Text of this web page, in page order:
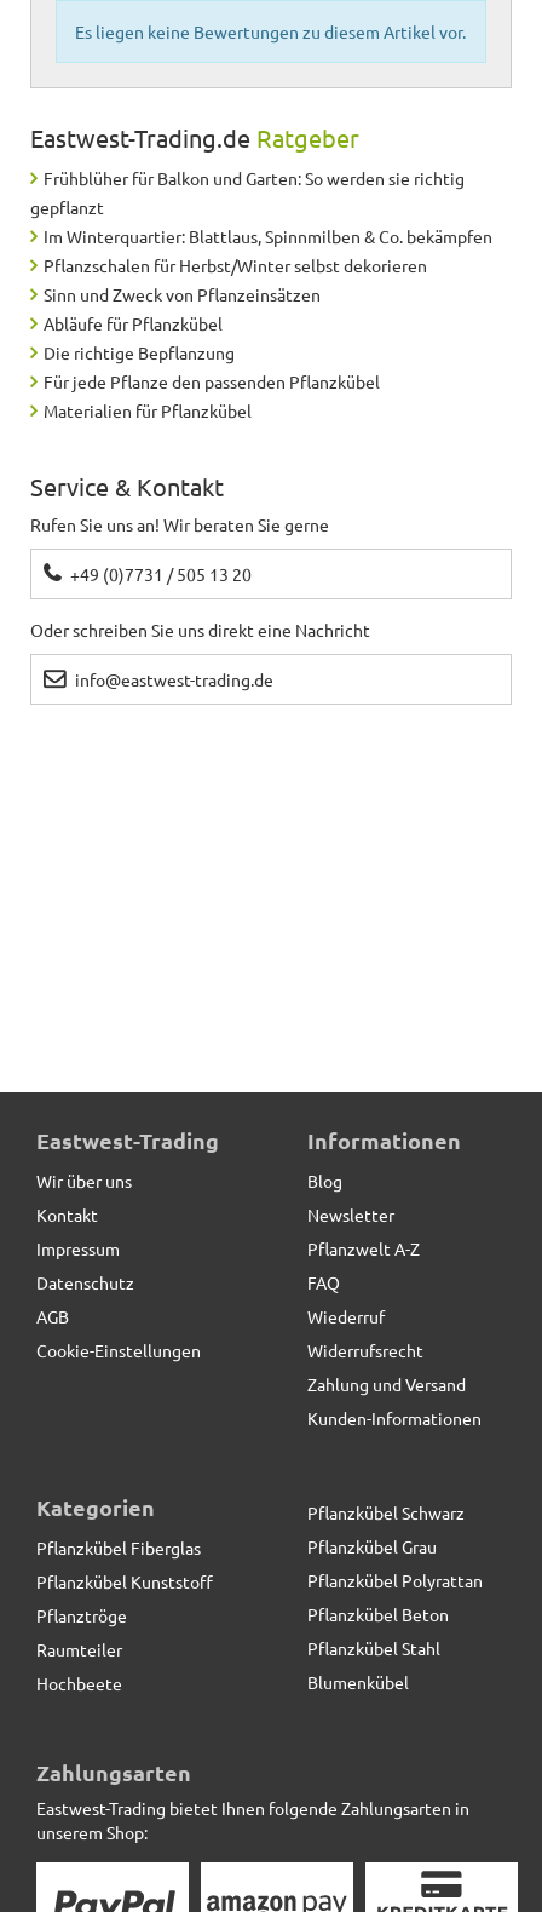
Es liegen keine Bewertungen zu diesem Artikel vor.
Eastwest-Trading.de Ratgeber
Frühblüher für Balkon und Garten: So werden sie richtig
gepflanzt
Im Winterquartier: Blattlaus, Spinnmilben & Co. bekämpfen
Pflanzschalen für Herbst/Winter selbst dekorieren
Sinn und Zweck von Pflanzeinsätzen
Abläufe für Pflanzkübel
Die richtige Bepflanzung
Für jede Pflanze den passenden Pflanzkübel
Materialien für Pflanzkübel
Service & Kontakt
Rufen Sie uns an! Wir beraten Sie gerne
+49 (0)7731 / 505 13 20
Oder schreiben Sie uns direkt eine Nachricht
info@eastwest-trading.de
Eastwest-Trading
Wir über uns
Kontakt
Impressum
Datenschutz
AGB
Cookie-Einstellungen
Informationen
Blog
Newsletter
Pflanzwelt A-Z
FAQ
Wiederruf
Widerrufsrecht
Zahlung und Versand
Kunden-Informationen
Kategorien
Pflanzkübel Fiberglas
Pflanzkübel Kunststoff
Pflanztröge
Raumteiler
Hochbeete
Pflanzkübel Schwarz
Pflanzkübel Grau
Pflanzkübel Polyrattan
Pflanzkübel Beton
Pflanzkübel Stahl
Blumenkübel
Zahlungsarten
Eastwest-Trading bietet Ihnen folgende Zahlungsarten in
unserem Shop: